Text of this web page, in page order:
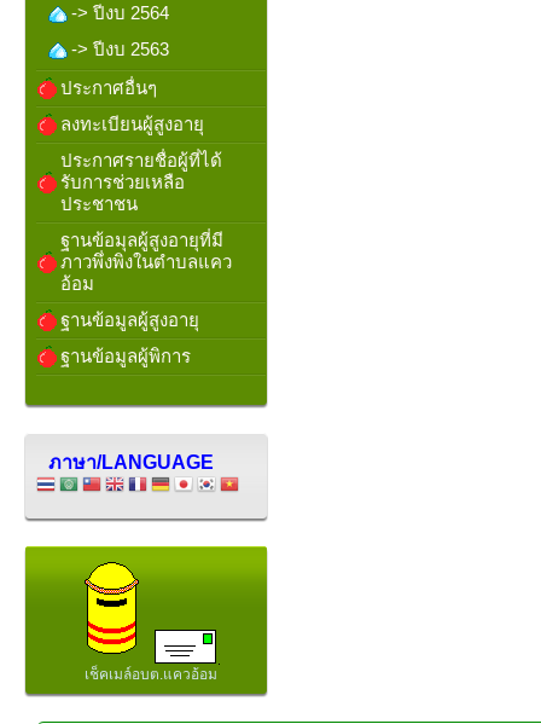
-> ปีงบ 2564
-> ปีงบ 2563
ประกาศอื่นๆ
ลงทะเบียนผู้สูงอายุ
ประกาศรายชื่อผู้ที่ได้
รับการช่วยเหลือ
ประชาชน
ฐานข้อมุลผู้สูงอายุที่มี
ภาวพึ่งพิงในตำบลแคว
อ้อม
ฐานข้อมูลผู้สูงอายุ
ฐานข้อมูลผู้พิการ
ภาษา/LANGUAGE
เช็คเมล์อบต.แควอ้อม